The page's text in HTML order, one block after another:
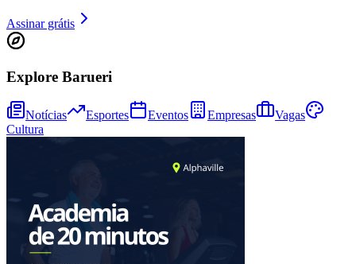
Assinar grátis
Explore Barueri
Notícias Esportes Eventos Empresas
Vagas
Cultura